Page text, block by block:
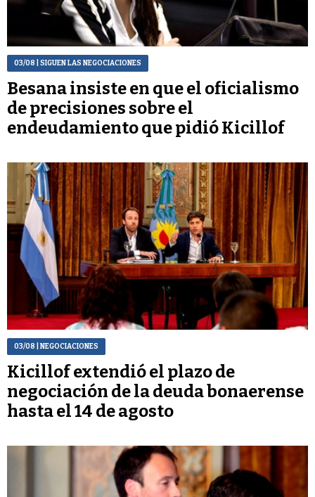
03/08 | SIGUEN LAS NEGOCIACIONES
Besana insiste en que el oficialismo
de precisiones sobre el
endeudamiento que pidió Kicillof
03/08 | NEGOCIACIONES
Kicillof extendió el plazo de
negociación de la deuda bonaerense
hasta el 14 de agosto